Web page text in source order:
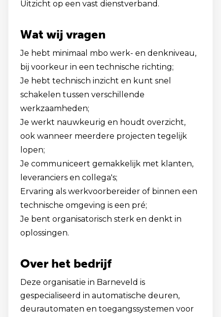
Uitzicht op een vast dienstverband.
Wat wij vragen
Je hebt minimaal mbo werk- en denkniveau,
bij voorkeur in een technische richting;
Je hebt technisch inzicht en kunt snel
schakelen tussen verschillende
werkzaamheden;
Je werkt nauwkeurig en houdt overzicht,
ook wanneer meerdere projecten tegelijk
lopen;
Je communiceert gemakkelijk met klanten,
leveranciers en collega's;
Ervaring als werkvoorbereider of binnen een
technische omgeving is een pré;
Je bent organisatorisch sterk en denkt in
oplossingen.
Over het bedrijf
Deze organisatie in Barneveld is
gespecialiseerd in automatische deuren,
deurautomaten en toegangssystemen voor